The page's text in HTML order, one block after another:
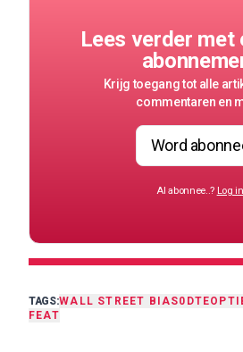
Lees verder met
Krijg toegang tot alle
commentaren en
Word
Al abonnee..? Log in
TAGS:WALL STREET BIAS0DTE
FEAT